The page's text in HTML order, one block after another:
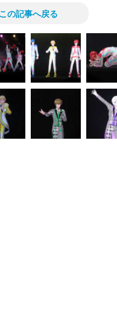
この記事へ戻る